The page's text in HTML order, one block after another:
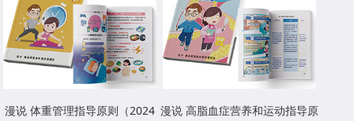
漫说 体重管理指导原则（2024 漫说 高脂血症营养和运动指导原